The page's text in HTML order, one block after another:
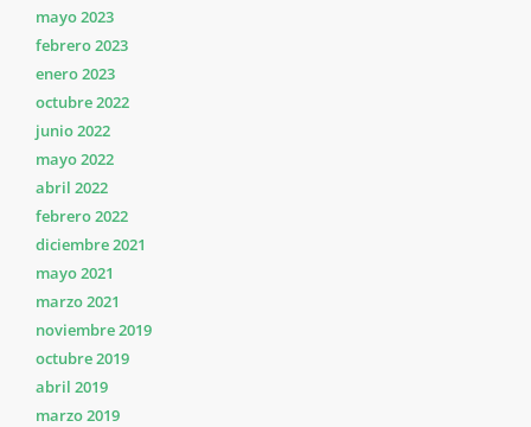
mayo 2023
febrero 2023
enero 2023
octubre 2022
junio 2022
mayo 2022
abril 2022
febrero 2022
diciembre 2021
mayo 2021
marzo 2021
noviembre 2019
octubre 2019
abril 2019
marzo 2019